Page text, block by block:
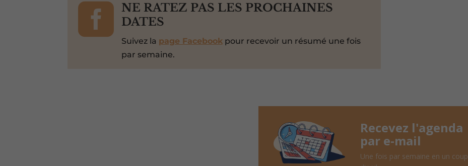

NE RATEZ PAS LES PROCHAINES
DATES
Suivez la page Facebookpour recevoir un résumé une fois
par semaine.
Recevez l'agenda
par e-mail
Une fois par semaine en un coup